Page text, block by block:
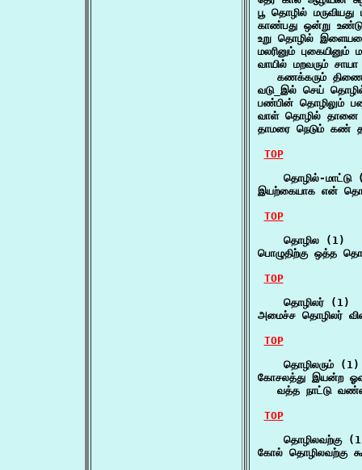
பூ தொழில்
காண்பது ஒன்று
உறு தொழில்
மலரினும்
வாயில் மறவரும்
கணக்கரும்
வடு_இல் செய்
பண்பின் தொழிலும்
வாள் தொழில்
தாமரை நெடும்
TOP
தொழில்-மாட்டு
இயற்கையாக என்
TOP
    தொழில (1)
பொழுதிற்கு ஒத்த
TOP
    தொழிலர் (1)
அமைச்ச தொழிலர்
TOP
    தொழிலரும் (1)
கோசலத்து இயன்ற
வத்த நாட்டு
TOP
தொழிலவற்கு
கோல் தொழிலவற்கு